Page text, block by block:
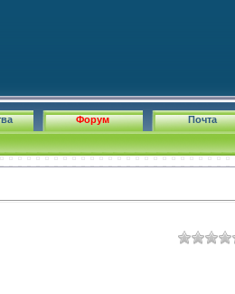
Почта
Форум